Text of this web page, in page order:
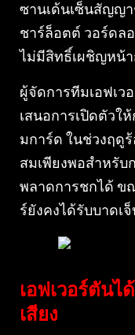
ซานเด้นเซ็นสัญญ
ชาร์ล็อตต์ วอร์ดล
ไม่มีสิทธิ์เผชิญหน้
ผู้จัดการทีมเอฟเว
เสนอการเปิดตัวใ
มการ์ด ในช่วงฤดู
สมเพียงพอสำหรับ
พลาดการชกได้ ข
ร์ยังคงได้รับบาดเ
เอฟเวอร์ตัน
เสียง